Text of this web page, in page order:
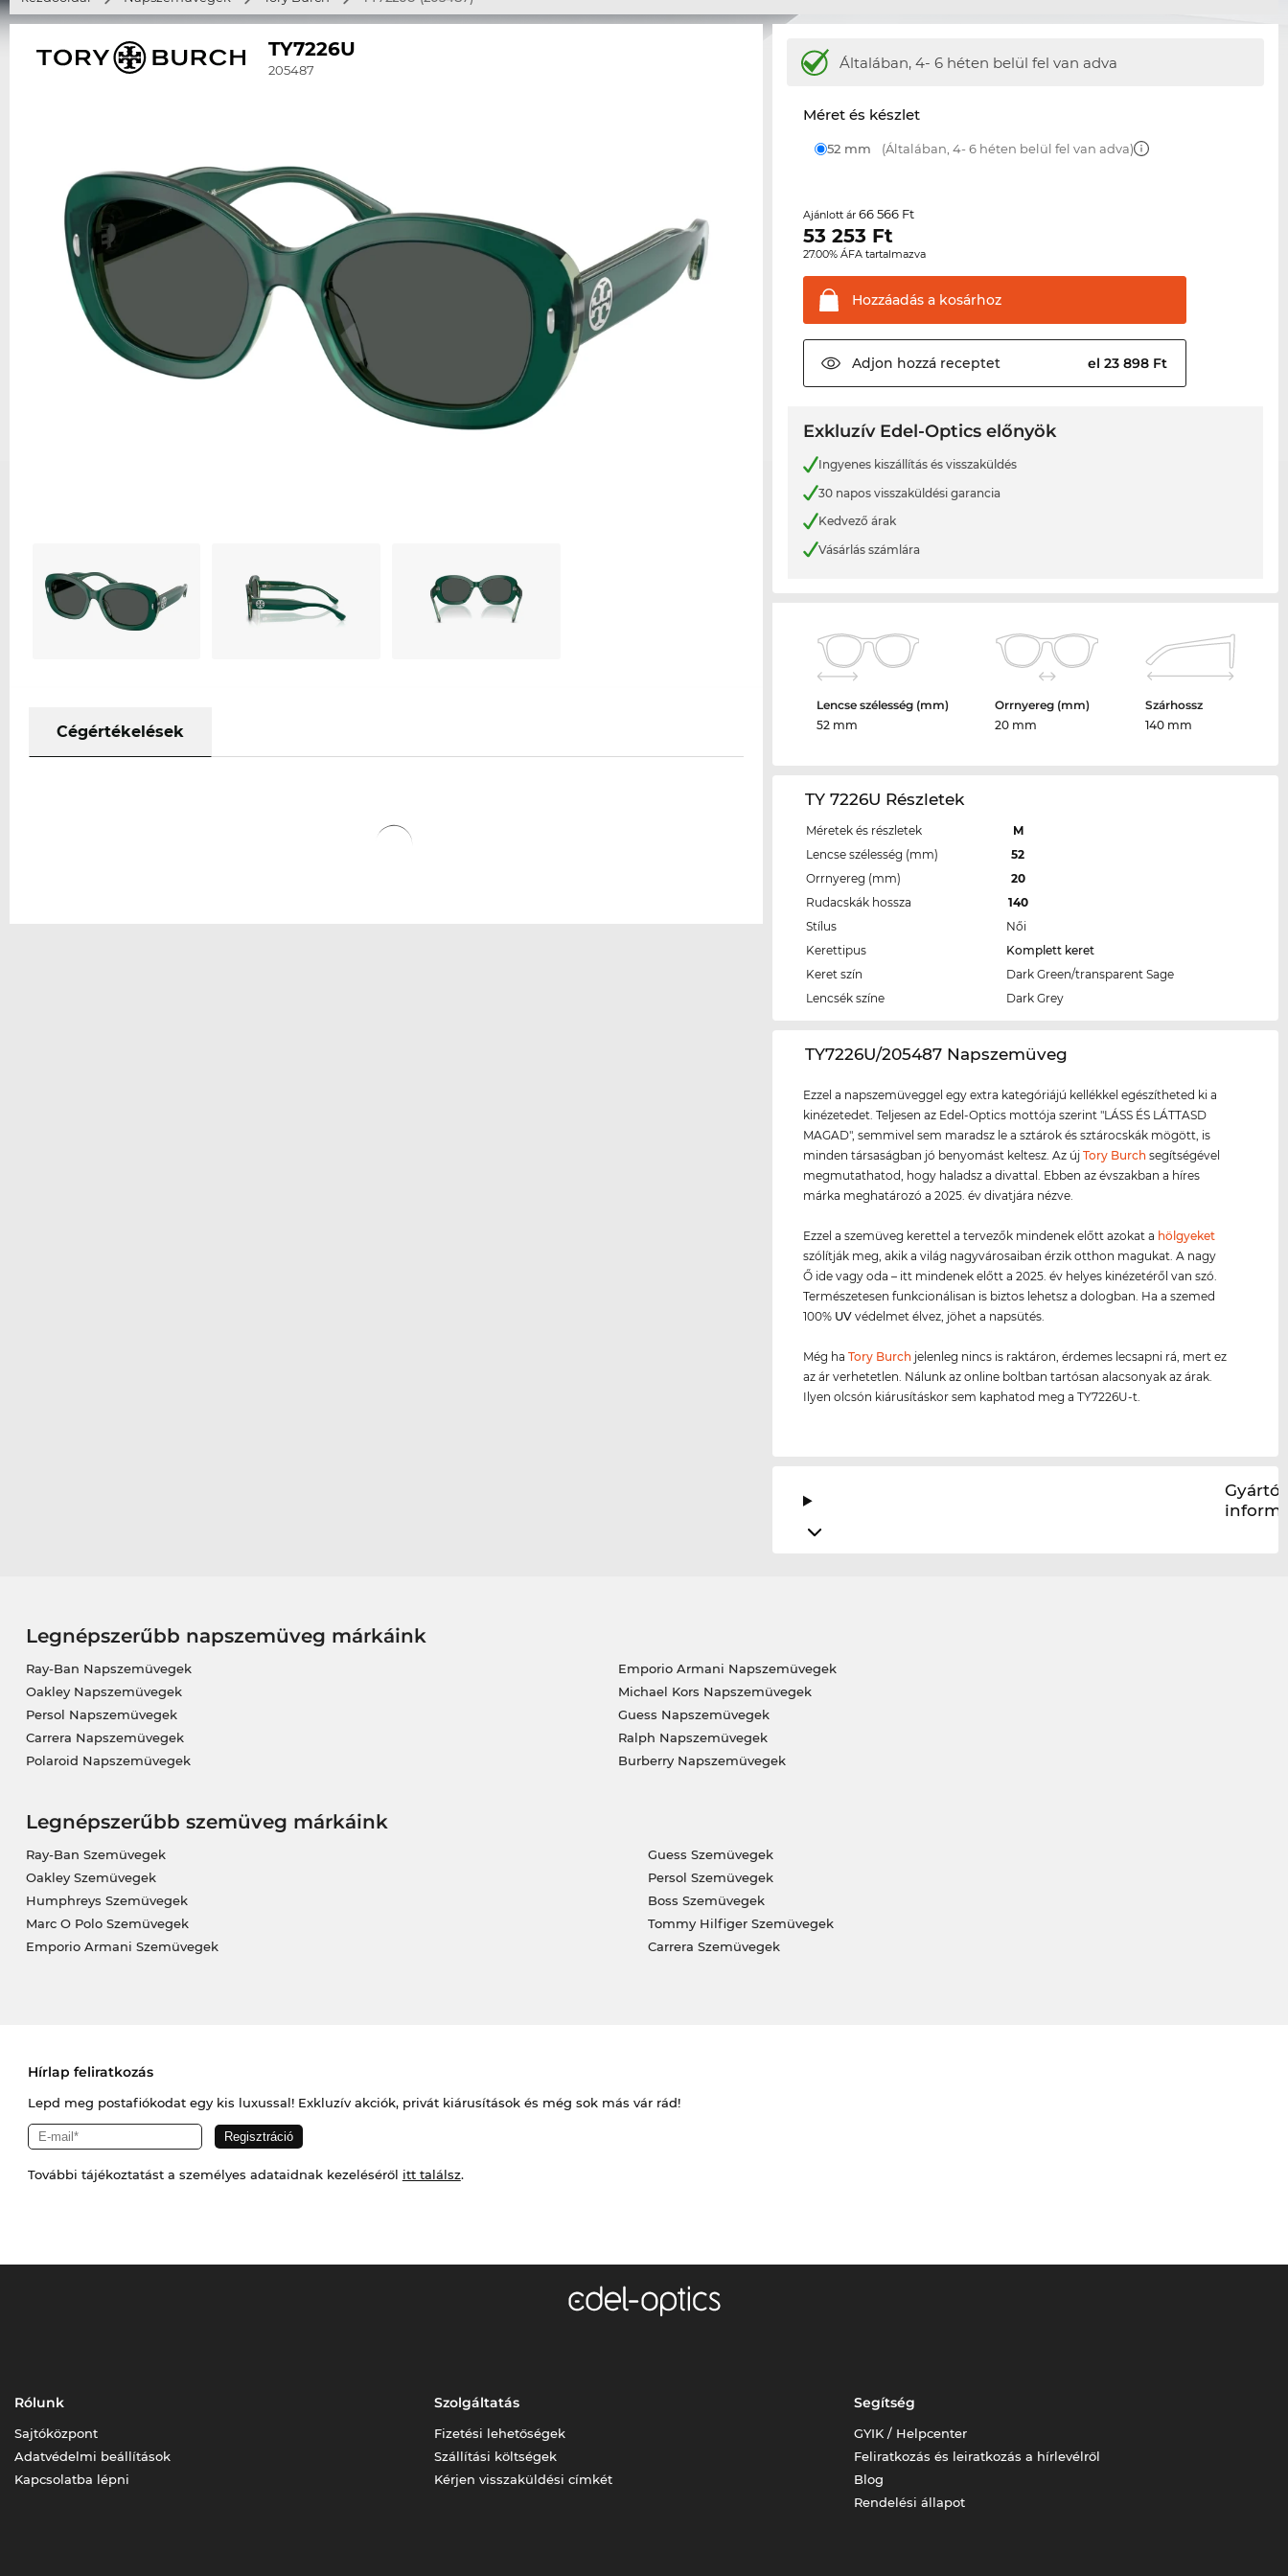
TY7226U
205487
Cégértékelések
Általában, 4- 6 héten belül fel van adva
Méret és készlet
52 mm (Általában, 4- 6 héten belül fel van adva)
Ajánlott ár66 566 Ft
53 253 Ft
27.00% ÁFA tartalmazva
Hozzáadás a kosárhoz
Adjon hozzá receptet el 23 898 Ft
Exkluzív Edel-Optics előnyök
Ingyenes kiszállítás és visszaküldés
30 napos visszaküldési garancia
Kedvező árak
Vásárlás számlára
Lencse szélesség (mm)
52 mm
Orrnyereg (mm)
20 mm
Szárhossz
140 mm
TY 7226U Részletek
Méretek és részletek
M
Lencse szélesség (mm)
52
Orrnyereg (mm)
20
Rudacskák hossza
140
Stílus
Női
Kerettipus
Komplett keret
Keret szín
Dark Green/transparent Sage
Lencsék színe
Dark Grey
‌TY7226U/205487 Napszemüveg
Ezzel a napszemüveggel egy extra kategóriájú kellékkel egészítheted ki a
kinézetedet. Teljesen az Edel-Optics mottója szerint "LÁSS ÉS LÁTTASD
MAGAD", semmivel sem maradsz le a sztárok és sztárocskák mögött, is
minden társaságban jó benyomást keltesz. Az újTory Burch segítségével
megmutathatod, hogy haladsz a divattal. Ebben az évszakban a híres
márka meghatározó a 2025. év divatjára nézve.
Ezzel a szemüveg kerettel a tervezők mindenek előtt azokat a hölgyeket
szólítják meg, akik a világ nagyvárosaiban érzik otthon magukat. A nagy
Ő ide vagy oda – itt mindenek előtt a 2025. év helyes kinézetéről van szó.
Természetesen funkcionálisan is biztos lehetsz a dologban. Ha a szemed
100% UV védelmet élvez, jöhet a napsütés.
Még haTory Burch jelenleg nincs is raktáron, érdemes lecsapni rá, mert ez
az ár verhetetlen. Nálunk az online boltban tartósan alacsonyak az árak.
Ilyen olcsón kiárusításkor sem kaphatod meg a TY7226U-t.
Gyártói
Legnépszerűbb napszemüveg márkáink
Ray-Ban Napszemüvegek
Oakley Napszemüvegek
Persol Napszemüvegek
Carrera Napszemüvegek
Polaroid Napszemüvegek
Emporio Armani Napszemüvegek
Michael Kors Napszemüvegek
Guess Napszemüvegek
Ralph Napszemüvegek
Burberry Napszemüvegek
Legnépszerűbb szemüveg márkáink
Ray-Ban Szemüvegek
Oakley Szemüvegek
Humphreys Szemüvegek
Marc O Polo Szemüvegek
Emporio Armani Szemüvegek
Guess Szemüvegek
Persol Szemüvegek
Boss Szemüvegek
Tommy Hilfiger Szemüvegek
Carrera Szemüvegek
Hírlap feliratkozás
Lepd meg postafiókodat egy kis luxussal! Exkluzív akciók, privát kiárusítások és még sok más vár rád!
További tájékoztatást a személyes adataidnak kezeléséről itt találsz.
Rólunk
Sajtóközpont
Adatvédelmi beállítások
Kapcsolatba lépni
Szolgáltatás
Fizetési lehetőségek
Szállítási költségek
Kérjen visszaküldési címkét
Segítség
GYIK / Helpcenter
Feliratkozás és leiratkozás a hírlevélről
Blog
Rendelési állapot